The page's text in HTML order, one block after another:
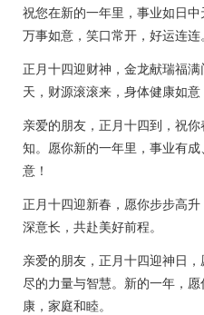
祝您在新的一年里，事业如日
万事如意，笑口常开，好运连连
正月十四迎财神，金龙献瑞福
天，财源滚滚来，身体健康如意
亲爱的朋友，正月十四到，祝
知。愿你新的一年里，事业有
意！
正月十四迎新春，愿你步步高
深意长，共赴美好前程。
亲爱的朋友，正月十四迎神日
尽的力量与智慧。新的一年，
康，家庭和睦。